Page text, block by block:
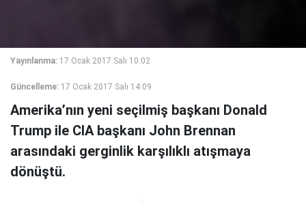
Yayınlanma: 17 Ocak 2017 Salı 10:02
Güncelleme: 17 Ocak 2017 Salı 14:09
Amerika’nın yeni seçilmiş başkanı Donald
Trump ile CIA başkanı John Brennan
arasındaki gerginlik karşılıklı atışmaya
dönüştü.